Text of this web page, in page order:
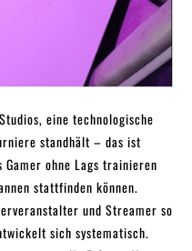
eine technologische
standhält – das ist
ohne Lags trainieren
stattfinden können.
und Streamer so
sich systematisch.